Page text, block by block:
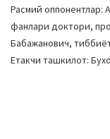
Расмий оппонентлар:
фанлари доктори,
Бабажанович,
Етакчи ташкилот: